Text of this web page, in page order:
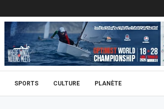
SPORTS CULTURE PLANÈTE